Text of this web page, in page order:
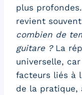
plus
revient
combien de
guitare ?La
universelle,
facteurs liés à
de la pratique,